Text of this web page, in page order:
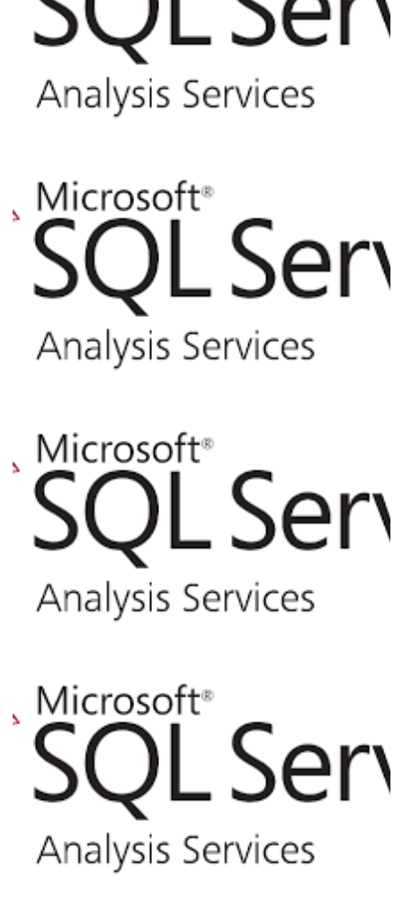
de catálogo pelo SQL Server
02 de abril de 2017 3 min de leitura
consultar informações e processar
comandos via linha de comando (XLMA)
pelo SQL Server
02 de abril de 2017 4 min de leitura
para backup e restore de cubos via linha
de comando T-SQL
05 de março de 2017 3 min de leitura